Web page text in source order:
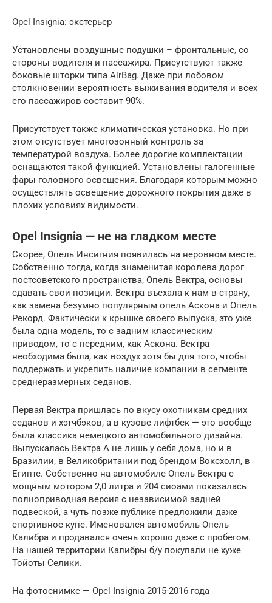
Opel Insignia: экстерьер
Установлены воздушные подушки – фронтальные, со
стороны водителя и пассажира. Присутствуют также
боковые шторки типа AirBag. Даже при лобовом
столкновении вероятность выживания водителя и всех
его пассажиров составит 90%.
Присутствует также климатическая установка. Но при
этом отсутствует многозонный контроль за
температурой воздуха. Более дорогие комплектации
оснащаются такой функцией. Установлены галогенные
фары головного освещения. Благодаря которым можно
осуществлять освещение дорожного покрытия даже в
плохих условиях видимости.
Opel Insignia — не на гладком месте
Скорее, Опель Инсигния появилась на неровном месте.
Собственно тогда, когда знаменитая королева дорог
постсоветского пространства, Опель Вектра, основы
сдавать свои позиции. Вектра въехала к нам в страну,
как замена безумно популярным опель Аскона и Опель
Рекорд. Фактически к крышке своего выпуска, это уже
была одна модель, то с задним классическим
приводом, то с передним, как Аскона. Вектра
необходима была, как воздух хотя бы для того, чтобы
поддержать и укрепить наличие компании в сегменте
среднеразмерных седанов.
Первая Вектра пришлась по вкусу охотникам средних
седанов и хэтчбэков, а в кузове лифтбек — это вообще
была классика немецкого автомобильного дизайна.
Выпускалась Вектра А не лишь у себя дома, но и в
Бразилии, в Великобритании под брендом Воксхолл, в
Египте. Собственно на автомобиле Опель Вектра с
мощным мотором 2,0 литра и 204 сиоами показалась
полноприводная версия с независимой задней
подвеской, а чуть позже публике предложили даже
спортивное купе. Именовался автомобиль Опель
Калибра и продавался очень хорошо даже с пробегом.
На нашей территории Калибры б/у покупали не хуже
Тойоты Селики.
На фотоснимке — Opel Insignia 2015-2016 года